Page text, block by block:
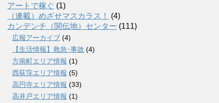
アートで稼ぐ (1)
（連載）めざせマスカラス！
(4)
カンデンチ（関伝地）センター (111)
広報アーカイブ (4)
【生活情報】救急･事故 (4)
方南町エリア情報 (1)
西荻窪エリア情報 (5)
高円寺エリア情報 (33)
高井戸エリア情報 (1)